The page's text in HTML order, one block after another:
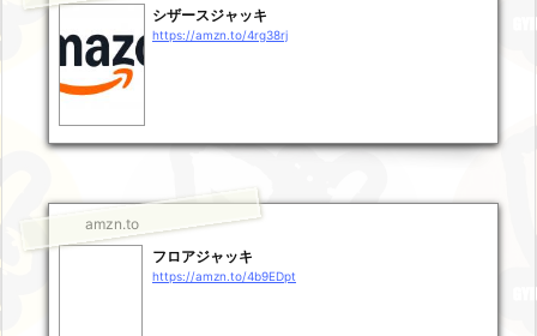
シザースジャッキ
https://amzn.to/4rg38rj
amzn.to
フロアジャッキ
https://amzn.to/4b9EDpt